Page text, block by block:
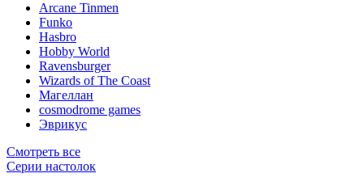
Arcane Tinmen
Funko
Hasbro
Hobby World
Ravensburger
Wizards of The Coast
Магеллан
сosmodrome games
Эврикус
Смотреть все
Серии настолок